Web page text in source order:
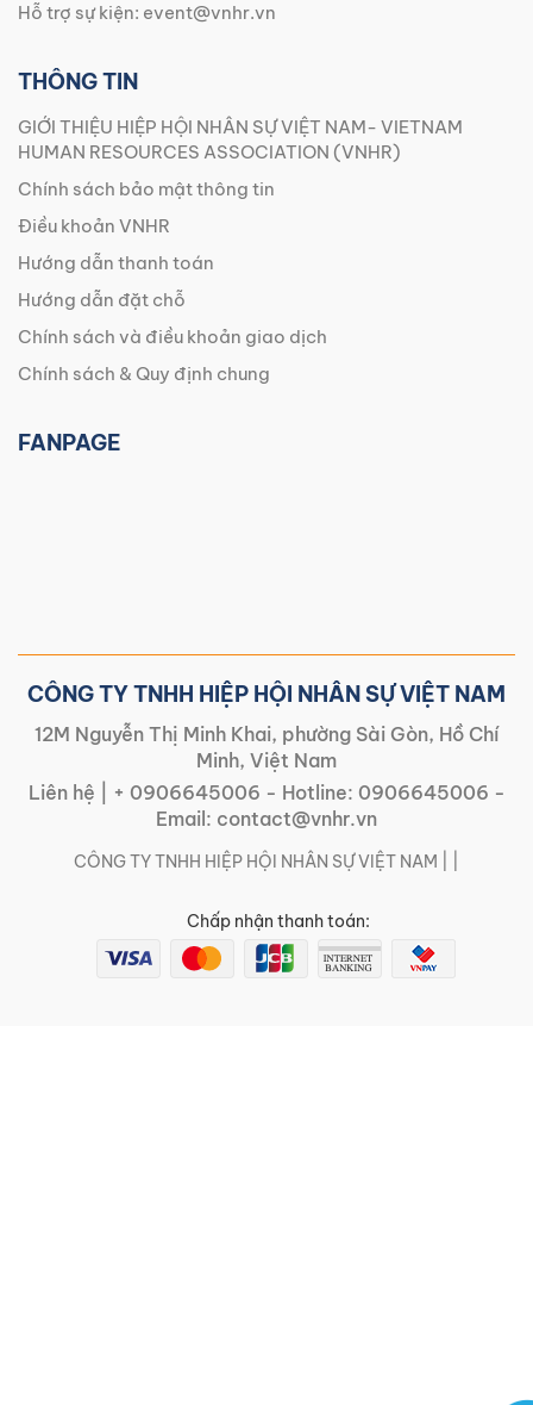
Hỗ trợ sự kiện: event@vnhr.vn
THÔNG TIN
GIỚI THIỆU HIỆP HỘI NHÂN SỰ VIỆT NAM- VIETNAM
HUMAN RESOURCES ASSOCIATION (VNHR)
Chính sách bảo mật thông tin
Điều khoản VNHR
Hướng dẫn thanh toán
Hướng dẫn đặt chỗ
Chính sách và điều khoản giao dịch
Chính sách & Quy định chung
FANPAGE
CÔNG TY TNHH HIỆP HỘI NHÂN SỰ VIỆT NAM
12M Nguyễn Thị Minh Khai, phường Sài Gòn, Hồ Chí
Minh, Việt Nam
Liên hệ |
+ 0906645006 - Hotline: 0906645006 -
Email: contact@vnhr.vn
CÔNG TY TNHH HIỆP HỘI NHÂN SỰ VIỆT NAM | |
Chấp nhận thanh toán: